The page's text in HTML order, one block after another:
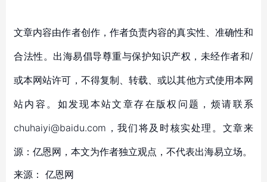
文章内容由作者创作，作者负责内容的真实性、准确性和
合法性。出海易倡导尊重与保护知识产权，未经作者和/
或本网站许可，不得复制、转载、或以其他方式使用本网
站内容。如发现本站文章存在版权问题，烦请联系
chuhaiyi@baidu.com，我们将及时核实处理。文章来
源：亿恩网，本文为作者独立观点，不代表出海易立场。
来源： 亿恩网